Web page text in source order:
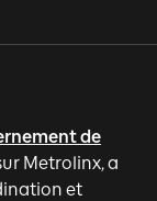
de
Metrolinx, a
et